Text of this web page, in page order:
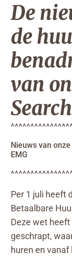
De
de
van
Nieuws van
EMG
Per 1 juli heeft
Betaalbare
Deze wet
geschrapt,
huren en